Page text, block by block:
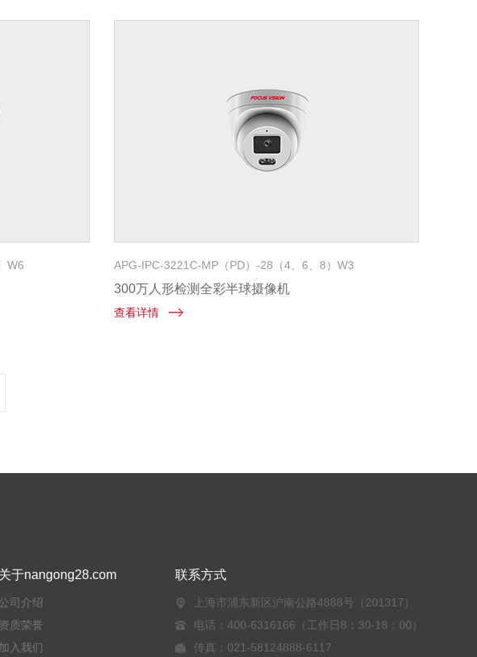
W6 APG-IPC-3221C-MP（PD）-28（4、6、8）W3
300万人形检测全彩半球摄像机
查看详情
关于nangong28.com
司介绍
资质荣誉
加入我们
联系方式
上海市浦东新区沪南公路4888号（201317）
电话：400-6316166（工作日8：30-18：00）
传真：021-58124888-6117